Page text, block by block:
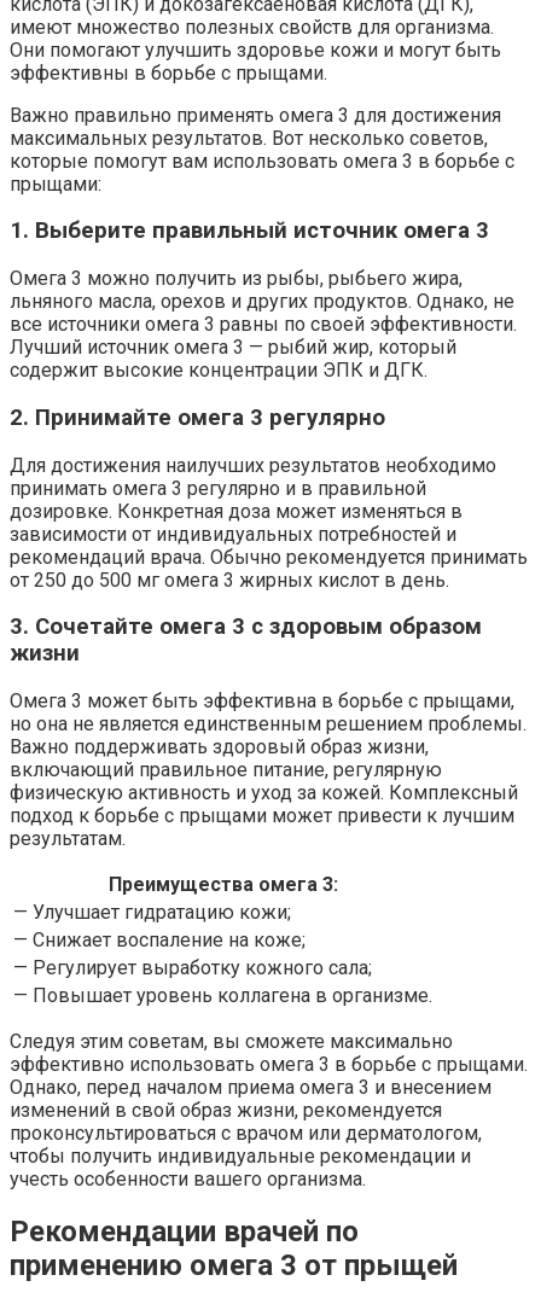
имеют множество полезных свойств для организма.
Они помогают улучшить здоровье кожи и могут быть
эффективны в борьбе с прыщами.
Важно правильно применять омега 3 для достижения
максимальных результатов. Вот несколько советов,
которые помогут вам использовать омега 3 в борьбе с
прыщами:
1. Выберите правильный источник омега 3
Омега 3 можно получить из рыбы, рыбьего жира,
льняного масла, орехов и других продуктов. Однако, не
все источники омега 3 равны по своей эффективности.
Лучший источник омега 3 — рыбий жир, который
содержит высокие концентрации ЭПК и ДГК.
2. Принимайте омега 3 регулярно
Для достижения наилучших результатов необходимо
принимать омега 3 регулярно и в правильной
дозировке. Конкретная доза может изменяться в
зависимости от индивидуальных потребностей и
рекомендаций врача. Обычно рекомендуется принимать
от 250 до 500 мг омега 3 жирных кислот в день.
3. Сочетайте омега 3 с здоровым образом
жизни
Омега 3 может быть эффективна в борьбе с прыщами,
но она не является единственным решением проблемы.
Важно поддерживать здоровый образ жизни,
включающий правильное питание, регулярную
физическую активность и уход за кожей. Комплексный
подход к борьбе с прыщами может привести к лучшим
результатам.
Преимущества омега 3:
— Улучшает гидратацию кожи;
— Снижает воспаление на коже;
— Регулирует выработку кожного сала;
— Повышает уровень коллагена в организме.
Следуя этим советам, вы сможете максимально
эффективно использовать омега 3 в борьбе с прыщами.
Однако, перед началом приема омега 3 и внесением
изменений в свой образ жизни, рекомендуется
проконсультироваться с врачом или дерматологом,
чтобы получить индивидуальные рекомендации и
учесть особенности вашего организма.
Рекомендации врачей по
применению омега 3 от прыщей